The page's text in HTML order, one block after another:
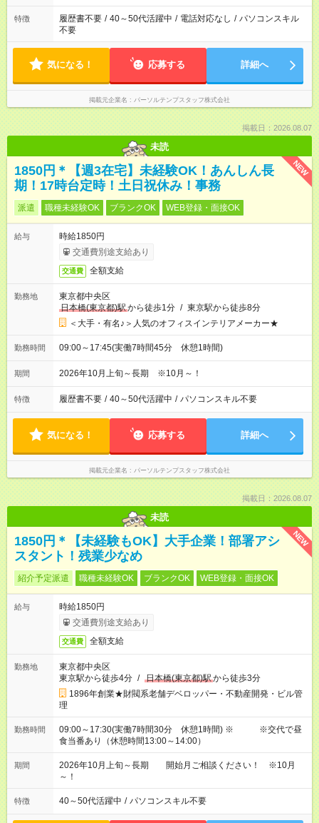
特徴 履歴書不要 / 40～50代活躍中 / 電話対応なし / パソコンスキル
不要
気になる！ 応募する 詳細へ
掲載元企業名 パーソルテンプスタッフ株式会社
掲載日：2026.08.07
未読
NEW
1850円＊【週3在宅】未経験OK！あんしん長
期！17時台定時！土日祝休み！事務
派遣 職種未経験OK ブランクOK WEB登録・面接OK
給与
時給1850円
交通費別途支給あり
交通費 全額支給
勤務地
東京都中央区
日本橋(東京都)駅から徒歩1分 / 東京駅から徒歩8分
＜大手・有名♪＞人気のオフィスインテリアメーカー★
勤務時間 09:00～17:45(実働7時間45分 休憩1時間)
期間 2026年10月上旬～長期 ※10月～！
特徴 履歴書不要 / 40～50代活躍中 / パソコンスキル不要
気になる！ 応募する 詳細へ
掲載元企業名 パーソルテンプスタッフ株式会社
掲載日：2026.08.07
未読
NEW
1850円＊【未経験もOK】大手企業！部署アシ
スタント！残業少なめ
紹介予定派遣 職種未経験OK ブランクOK WEB登録・面接OK
給与
時給1850円
交通費別途支給あり
交通費 全額支給
勤務地
東京都中央区
東京駅から徒歩4分 / 日本橋(東京都)駅から徒歩3分
1896年創業★財閥系老舗デベロッパー・不動産開発・ビル管
理
勤務時間
09:00～17:30(実働7時間30分 休憩1時間) ※ ※交代で昼
食当番あり（休憩時間13:00～14:00）
期間
2026年10月上旬～長期 開始月ご相談ください！ ※10月
～！
特徴 40～50代活躍中 / パソコンスキル不要